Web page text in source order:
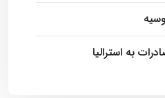
به استرالیا